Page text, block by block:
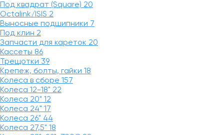
Под квадрат (Square) 20
Octalink/ISIS 2
Выносные подшипники 7
Под клин 2
Запчасти для кареток 20
Кассеты 86
Трещотки 39
Крепеж, болты, гайки 18
Колеса в сборе 157
Колеса 12-18" 22
Колеса 20" 12
Колеса 24" 17
Колеса 26" 44
Колеса 27,5" 18